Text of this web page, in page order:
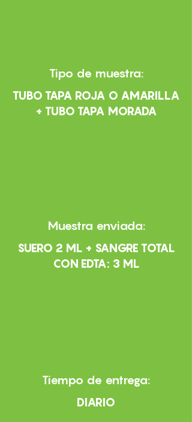
Tipo de muestra:
TUBO TAPA ROJA O AMARILLA
+ TUBO TAPA MORADA
Muestra enviada:
SUERO 2 ML + SANGRE TOTAL
CON EDTA: 3 ML
Tiempo de entrega:
DIARIO